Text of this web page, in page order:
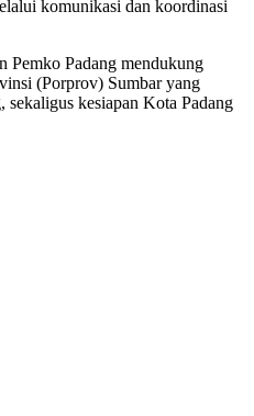
komunikasi dan koordinasi
Pemko Padang mendukung
(Porprov) Sumbar yang
kesiapan Kota Padang